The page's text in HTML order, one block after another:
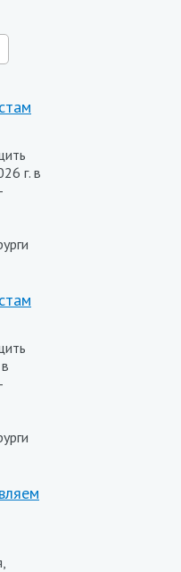
г. в